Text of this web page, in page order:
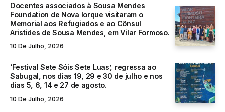
Docentes associados à Sousa Mendes
Foundation de Nova Iorque visitaram o
Memorial aos Refugiados e ao Cônsul
Aristides de Sousa Mendes, em Vilar Formoso.
10 De Julho, 2026
‘Festival Sete Sóis Sete Luas’, regressa ao
Sabugal, nos dias 19, 29 e 30 de julho e nos
dias 5, 6, 14 e 27 de agosto.
10 De Julho, 2026